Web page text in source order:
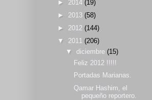
► 2014 (19)
► 2013 (58)
► 2012 (144)
▼ 2011 (206)
▼ diciembre (15)
Feliz 2012 !!!!!
Portadas Marianas.
Qamar Hashim, el
pequeño reportero.